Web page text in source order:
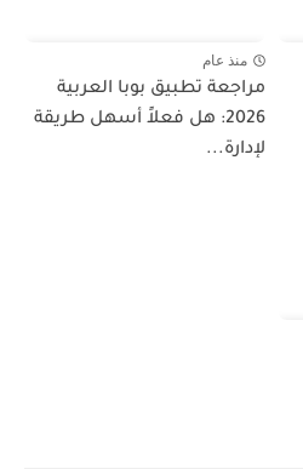
منذ عام
مراجعة تطبيق بوبا العربية
2026: هل فعلاً أسهل طريقة
لإدارة...